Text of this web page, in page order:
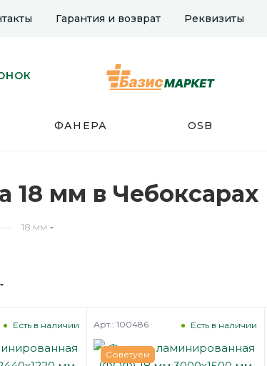
Гарантия и возврат Реквизиты
ФАНЕРА OSB
18 мм в Чебоксарах
— 18 мм
Есть в наличии
Советуем
Есть в наличии
Арт.: 100486